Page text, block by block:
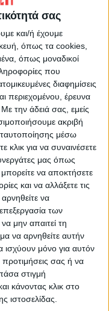
σας
και/ή έχουμε
όπως τα cookies,
όπως μοναδικοί
που
διαφημίσεις
περιεχομένου, έρευνα
Με την άδειά σας, εμείς
ακριβή
μέσω
για να συναινέσετε
μας όπως
να αποκτήσετε
και να αλλάξετε τις
να
των
μην απαιτεί τη
να αρνηθείτε αυτήν
ισχύουν μόνο για αυτόν
προτιμήσεις σας ή να
στιγμή
κάνοντας κλικ στο
ιστοσελίδας.
σε εκκοκκιστήριο
στην Ιτέα
ΝΕΟΣ ΑΓΩΝ
της Καρδίτσας